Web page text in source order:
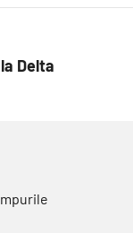
Delta